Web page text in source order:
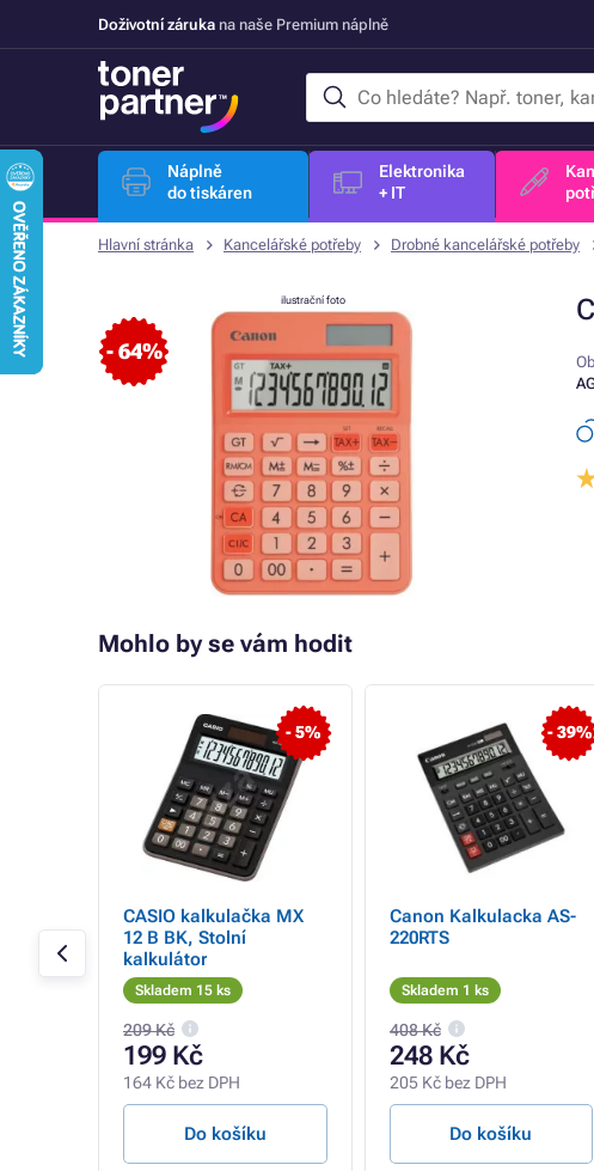
Doživotní záruka na naše Premium náplně
Náplně
do tiskáren
Elektronika
+ IT
Hlavní stránka Kancelářské potřeby Drobné kancelářské potřeby
- 64%
ilustrační foto
Mohlo by se vám hodit
- 5%
CASIO kalkulačka MX
12 B BK, Stolní
kalkulátor
Skladem 15 ks
209 Kč
199 Kč
164 Kč bez DPH
Do košíku
- 39%
Canon Kalkulacka AS-
220RTS
Skladem 1 ks
408 Kč
248 Kč
205 Kč bez DPH
Do košíku